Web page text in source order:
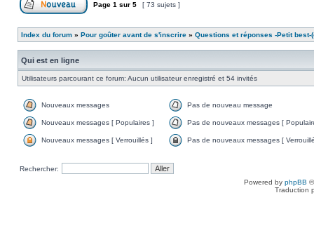
Page 1 sur 5 [ 73 sujets ]
Index du forum » Pour goûter avant de s'inscrire » Questions et réponses -Petit best-
Qui est en ligne
Utilisateurs parcourant ce forum: Aucun utilisateur enregistré et 54 invités
Nouveaux messages Pas de nouveau message
Nouveaux messages [ Populaires ] Pas de nouveaux messages [
Nouveaux messages [ Verrouillés ] Pas de nouveaux messages [
Rechercher:
Powered by phpBB
Traduction